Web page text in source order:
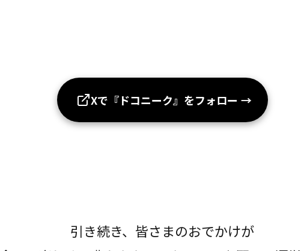
Xで『ドコニーク』をフォロー →
引き続き、皆さまのおでかけが